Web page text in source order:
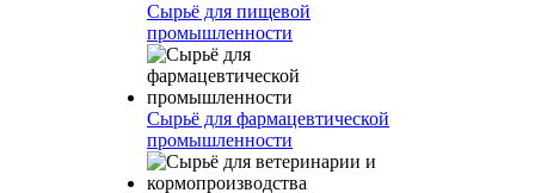
Сырьё для пищевой
промышленности
Сырьё для фармацевтической
промышленности